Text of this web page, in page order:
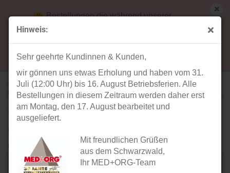
Hinweis:
Sehr geehrte Kundinnen & Kunden,
wir gönnen uns etwas Erholung und haben vom 31.
Juli (12:00 Uhr) bis 16. August Betriebsferien. Alle
Bestellungen in diesem Zeitraum werden daher erst
am Montag, den 17. August bearbeitet und
ausgeliefert.
Mit freundlichen Grüßen
aus dem Schwarzwald,
Ihr MED+ORG-Team
Bestellungen die während unserer
Betriebsferien (31. Juli ab 12:00 Uhr bis 16.
ARTIKEL: ORGA 930 M ONLINE - MOBILES OPB3 EHEALTH-
KARTENTERMINAL
Ihre Meinung: